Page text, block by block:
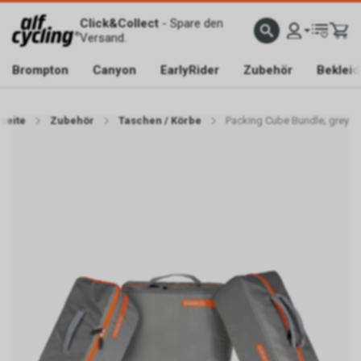
Click&Collect- Spare den
Versand.
Brompton Canyon EarlyRider Zubehör
Zubehör Taschen / Körbe Packing Cube Bundle; grey